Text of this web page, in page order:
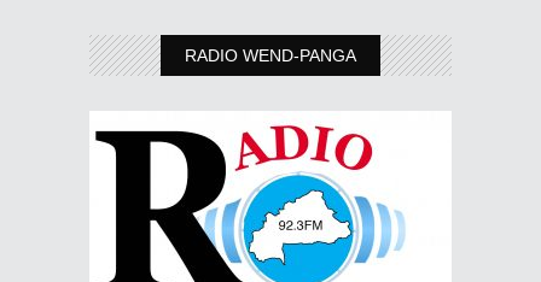
RADIO WEND-PANGA